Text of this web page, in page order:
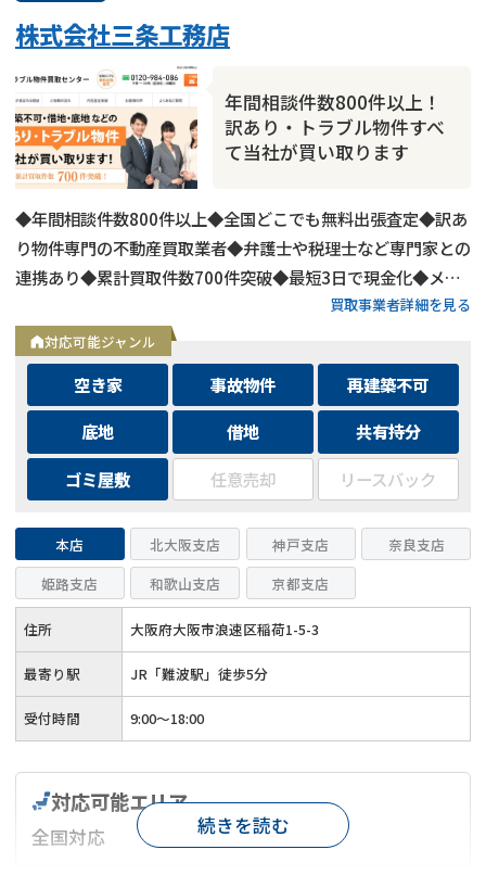
株式会社三条工務店
年間相談件数800件以上！
訳あり・トラブル物件すべ
て当社が買い取ります
◆年間相談件数800件以上◆全国どこでも無料出張査定◆訳あ
り物件専門の不動産買取業者◆弁護士や税理士など専門家との
連携あり◆累計買取件数700件突破◆最短3日で現金化◆メー
買取事業者詳細を見る
対応可能ジャンル
空き家 事故物件
再建築不可
底地
借地
共有持分
ゴミ屋敷
任意売却 リースバック
本店 北大阪支店 神戸支店
奈良支店
姫路支店
和歌山支店 京都支店
住所 大阪府大阪市浪速区稲荷1-5-3
最寄り駅 JR「難波駅」徒歩5分
受付時間 9:00～18:00
対応可能エリア
全国対応 続きを読む